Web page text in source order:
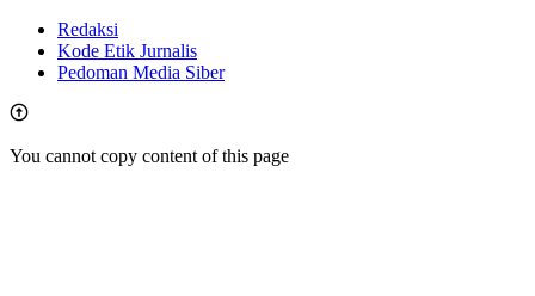
Redaksi
Kode Etik Jurnalis
Pedoman Media Siber
You cannot copy content of this page